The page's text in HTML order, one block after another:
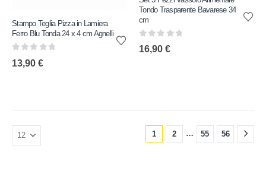
Stampo Teglia Pizza in Lamiera
Ferro Blu Tonda 24 x 4 cm Agnelli
13,90 €
Tondo Trasparente Bavarese 34
cm
0 out of 5
16,90 €
1 2 … 55 56